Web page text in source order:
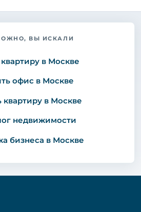
ВЫ ИСКАЛИ
в Москве
офис в Москве
квартиру в Москве
недвижимости
бизнеса в Москве